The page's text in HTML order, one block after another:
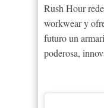
Rush Hour
workwear y
futuro un
poderosa,